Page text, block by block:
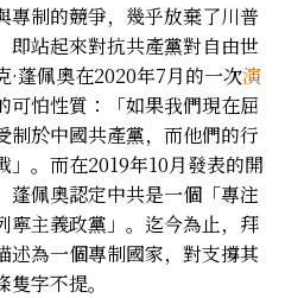
專制的競爭，幾乎放棄了川普
即站起來對抗共產黨對自由世
蓬佩奧在2020年7月的一次演
可怕性質：「如果我們現在屈
制於中國共產黨，而他們的行
」。而在2019年10月發表的開
蓬佩奧認定中共是一個「專注
寧主義政黨」。迄今為止，拜
述為一個專制國家，對支撐其
字不提。